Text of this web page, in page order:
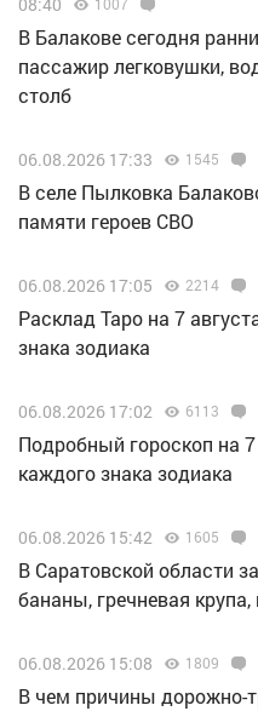
08:40
В Балакове сегодня
пассажир легковушки,
столб
06.08.2026 17:33 1545
В селе Пылковка
памяти героев СВО
06.08.2026 17:05 2214
Расклад Таро на 7
знака зодиака
06.08.2026 17:02 6113
Подробный гороскоп на
каждого знака зодиака
06.08.2026 15:42 1605
В Саратовской области
бананы, гречневая
06.08.2026 15:08 1809
В чем причины дорожно-